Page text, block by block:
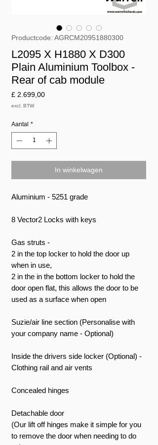
Productcode: AGRCM20951880300
L2095 X H1880 X D300
Plain Aluminium Toolbox -
Rear of cab module
£ 2.699,00Prijs
excl. BTW
Aantal *
In winkelwagen
Aluminium - 5251 grade
8 Vector2 Locks with keys
Gas struts -
2 in the top locker to hold the door up
when in use,
2 in the in the bottom locker to hold the
door open flat, this allows the door to be
used as a surface when open
Suzie/air line section (Personalise with
your company name - Optional)
Inside the drivers side locker (Optional) -
Clothing rail and air vents
Concealed hinges
Detachable door
(Our lift off hinges make it simple for you
to remove the door when needing to do